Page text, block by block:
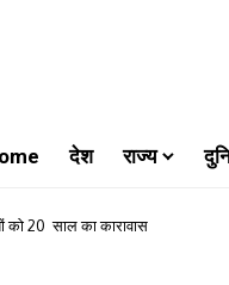
देश राज्य
को 20 साल का कारावास